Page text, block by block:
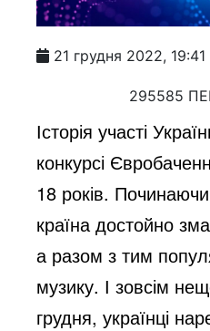
21 грудня 2022, 19:41
295585
Історія участі
конкурсі
18 років.
країна достойно
а разом з тим
музику. І зовсім
грудня, українці